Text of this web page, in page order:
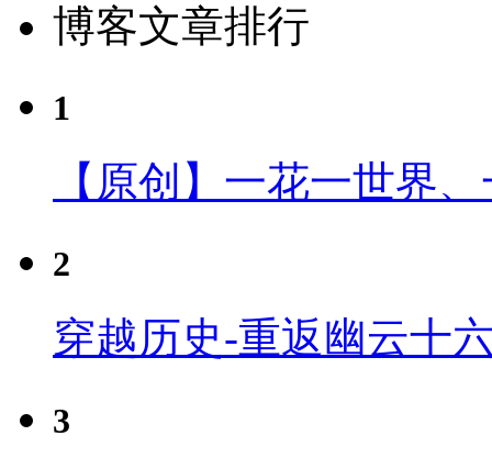
博客文章排行
1
【原创】一花一世界
2
穿越历史-重返幽云十
3